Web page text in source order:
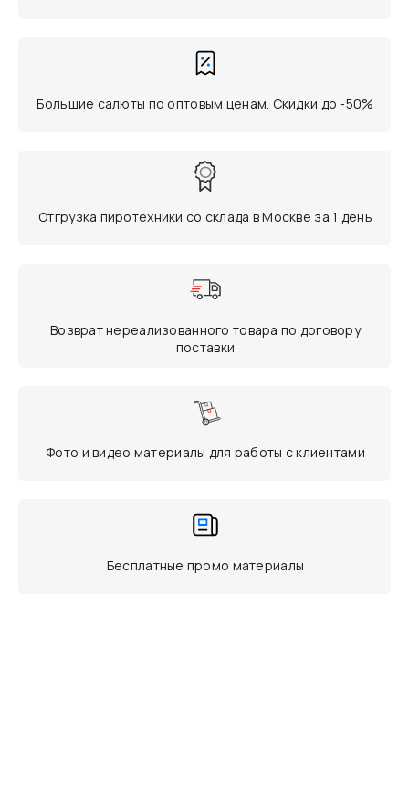
Большие салюты по оптовым ценам. Скидки до -50%
Отгрузка пиротехники со склада в Москве за 1 день
Возврат нереализованного товара по договору
поставки
Фото и видео материалы для работы с клиентами
Бесплатные промо материалы